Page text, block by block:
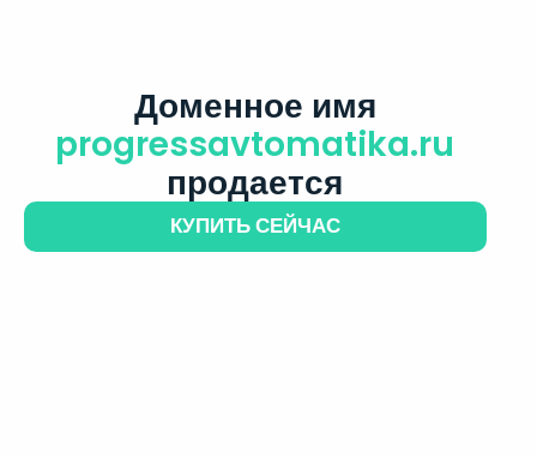
Доменное имя
progressavtomatika.ru
продается
КУПИТЬ СЕЙЧАС